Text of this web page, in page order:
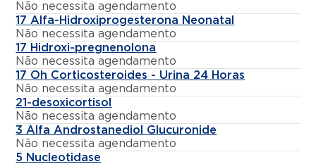
Não necessita agendamento
17 Alfa-Hidroxiprogesterona Neonatal
Não necessita agendamento
17 Hidroxi-pregnenolona
Não necessita agendamento
17 Oh Corticosteroides - Urina 24 Horas
Não necessita agendamento
21-desoxicortisol
Não necessita agendamento
3 Alfa Androstanediol Glucuronide
Não necessita agendamento
5 Nucleotidase